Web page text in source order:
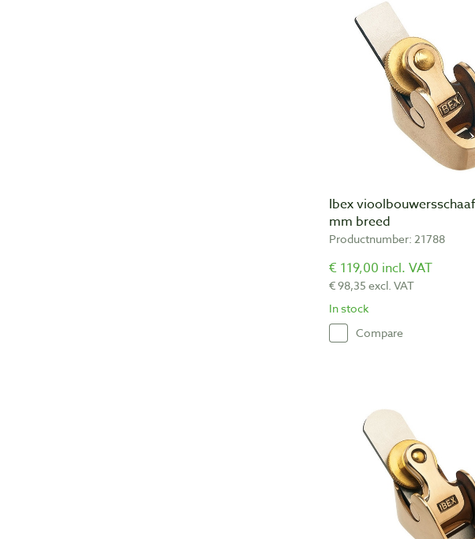
Ibex
mm breed
Productnumber: 21788
€ 119,00 incl. VAT
€ 98,35 excl. VAT
In stock
Compare